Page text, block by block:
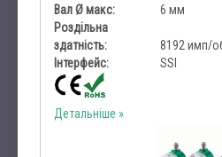
Вал Ø макс:
6 мм
Роздільна
здатність:
8192 имп/
Інтерфейс:
SSI
Детальніше